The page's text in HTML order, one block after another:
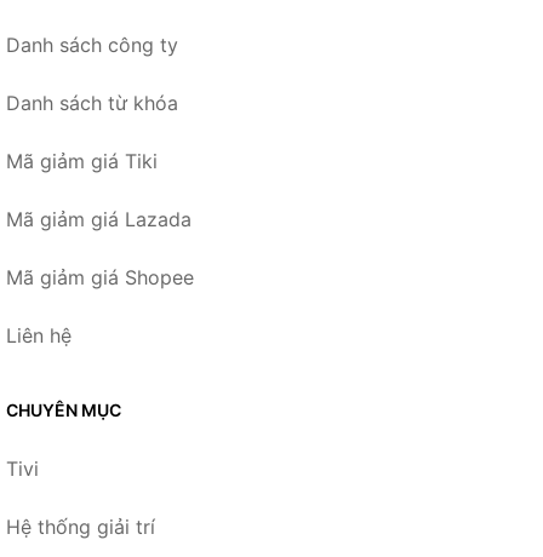
Danh sách công ty
Danh sách từ khóa
Mã giảm giá Tiki
Mã giảm giá Lazada
Mã giảm giá Shopee
Liên hệ
CHUYÊN MỤC
Tivi
Hệ thống giải trí